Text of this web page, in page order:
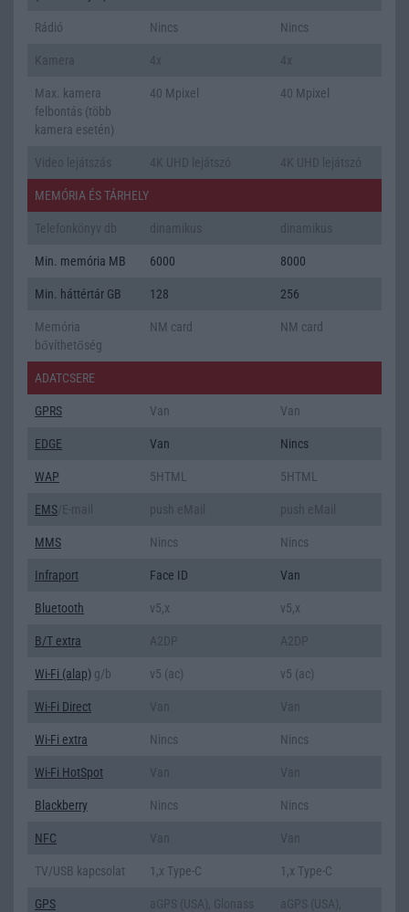
Rádió Nincs Nincs
Max. kamera
felbontás (több
kamera esetén)
40 Mpixel 40 Mpixel
MEMÓRIA ÉS TÁRHELY
Min. memória MB 6000 8000
Min. háttértár GB 128 256
Memória
bővíthetőség
NM card NM card
ADATCSERE
GPRS Van Van
EDGE Van Nincs
WAP 5HTML 5HTML
EMS
MMS Nincs Nincs
Infraport Face ID Van
Bluetooth v5,x v5,x
B/T extra
Wi-Fi (alap) g/b v5 (ac) v5 (ac)
Wi-Fi Direct
Wi-Fi extra Nincs Nincs
Wi-Fi HotSpot Van Van
Blackberry Nincs Nincs
NFC Van Van
TV/USB kapcsolat 1,x Type-C 1,x Type-C
GPS
aGPS (USA), Glonass
aGPS (USA),